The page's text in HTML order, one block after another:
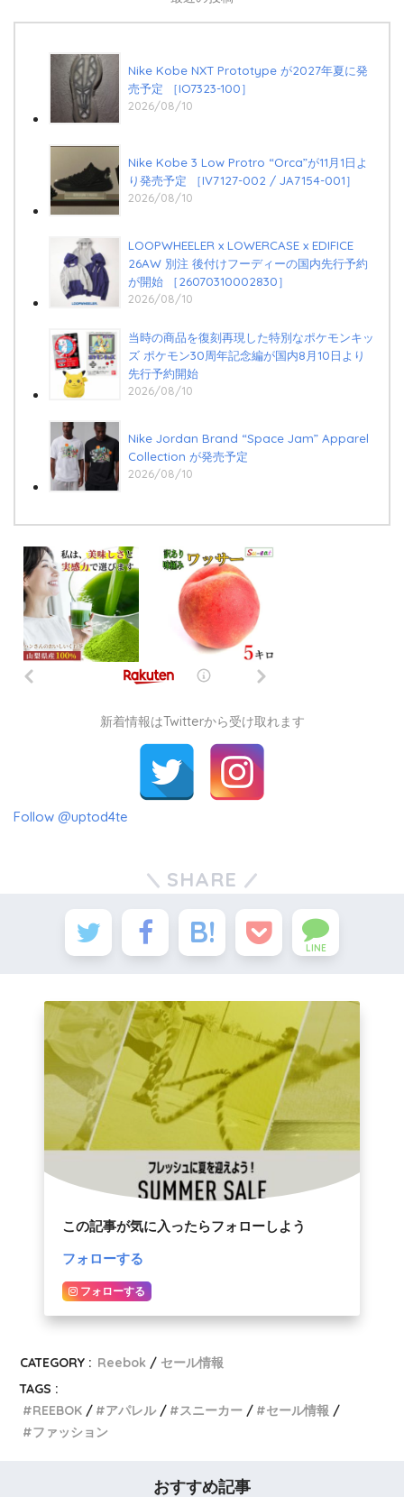
Nike Kobe NXT Prototype が2027年夏に発
売予定 ［IO7323-100］
2026/08/10
Nike Kobe 3 Low Protro “Orca”が11月1日よ
り発売予定 ［IV7127-002 / JA7154-001］
2026/08/10
LOOPWHEELER x LOWERCASE x EDIFICE
26AW 別注 後付けフーディーの国内先行予約
が開始 ［26070310002830］
2026/08/10
当時の商品を復刻再現した特別なポケモンキッ
ズ ポケモン30周年記念編が国内8月10日より
先行予約開始
2026/08/10
Nike Jordan Brand “Space Jam” Apparel
Collection が発売予定
2026/08/10
新着情報はTwitterから受け取れます
Follow @uptod4te
SHARE
LINE
この記事が気に入ったらフォローしよう
フォローする
フォローする
CATEGORY : Reebok
セール情報
TAGS :
REEBOK
アパレル スニーカー
セール情報
ファッション
おすすめ記事